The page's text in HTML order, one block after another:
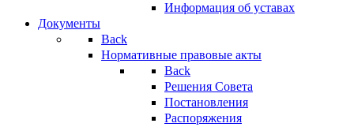
Информация об уставах
Документы
Back
Нормативные правовые акты
Back
Решения Совета
Постановления
Распоряжения